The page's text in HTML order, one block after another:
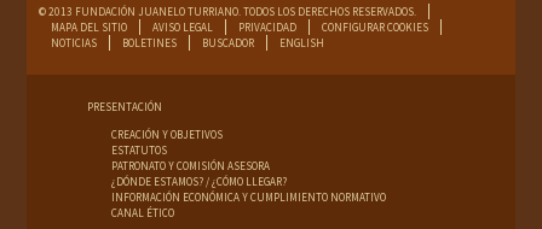
© 2013 FUNDACIÓN JUANELO TURRIANO. TODOS LOS DERECHOS RESERVADOS.
MAPA DEL SITIO
AVISO LEGAL PRIVACIDAD
CONFIGURAR COOKIES
NOTICIAS
BOLETINES BUSCADOR ENGLISH
PRESENTACIÓN
CREACIÓN Y OBJETIVOS
ESTATUTOS
PATRONATO Y COMISIÓN ASESORA
¿DÓNDE ESTAMOS? / ¿CÓMO LLEGAR?
INFORMACIÓN ECONÓMICA Y CUMPLIMIENTO NORMATIVO
CANAL ÉTICO